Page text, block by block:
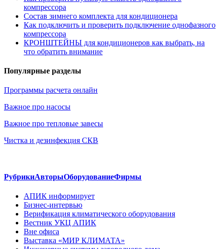
компрессора
Состав зимнего комплекта для кондиционера
Как подключить и проверить подключение однофазного
компрессора
КРОНШТЕЙНЫ для кондиционеров как выбрать, на
что обратить внимание
Популярные разделы
Программы расчета онлайн
Важное про насосы
Важное про тепловые завесы
Чистка и дезинфекция СКВ
РубрикиАвторыОборудованиеФирмы
АПИК информирует
Бизнес-интервью
Верификация климатического оборудования
Вестник УКЦ АПИК
Вне офиса
Выставка «МИР КЛИМАТА»